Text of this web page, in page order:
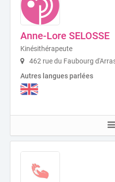
Anne-Lore SELOSSE
Kinésithérapeute
462 rue du Faubourg
Autres langues parlées